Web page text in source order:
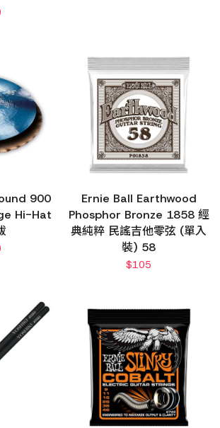
900
Hi-Hat
Ernie Ball Earthwood
Phosphor Bronze 1858 經
典純粹 民謠吉他零弦 (單入
裝) 58
$105